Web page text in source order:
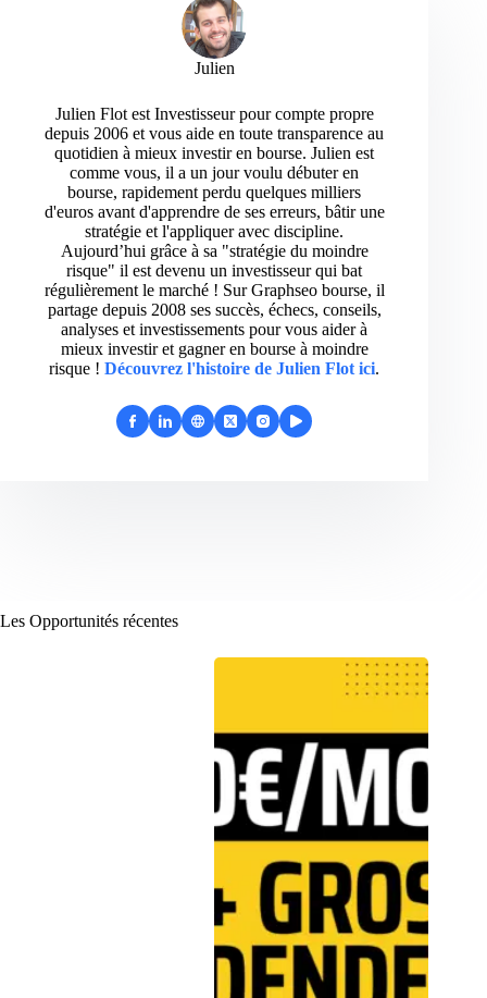
Julien
Julien Flot est Investisseur pour compte propre
depuis 2006 et vous aide en toute transparence au
quotidien à mieux investir en bourse. Julien est
comme vous, il a un jour voulu débuter en
bourse, rapidement perdu quelques milliers
d'euros avant d'apprendre de ses erreurs, bâtir une
stratégie et l'appliquer avec discipline.
Aujourd’hui grâce à sa "stratégie du moindre
risque" il est devenu un investisseur qui bat
régulièrement le marché ! Sur Graphseo bourse, il
partage depuis 2008 ses succès, échecs, conseils,
analyses et investissements pour vous aider à
mieux investir et gagner en bourse à moindre
risque ! Découvrez l'histoire de Julien Flot ici.
Les Opportunités récentes